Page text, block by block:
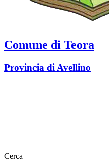
Comune di Teora
Provincia di Avellino
Cerca